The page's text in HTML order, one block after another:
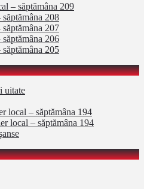
– săptămâna 209
208
207
206
205
uitate
local – săptămâna 194
local – săptămâna 194